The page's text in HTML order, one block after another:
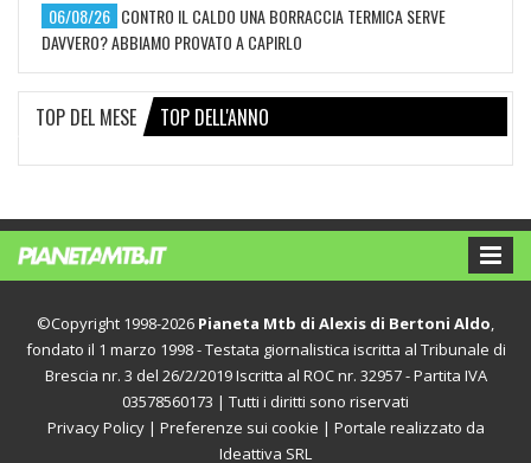
06/08/26 CONTRO IL CALDO UNA BORRACCIA TERMICA SERVE
DAVVERO? ABBIAMO PROVATO A CAPIRLO
TOP DEL MESE TOP DELL'ANNO
©Copyright 1998-2026 Pianeta Mtb di Alexis di Bertoni Aldo,
fondato il 1 marzo 1998 - Testata giornalistica iscritta al Tribunale di
Brescia nr. 3 del 26/2/2019 Iscritta al ROC nr. 32957 - Partita IVA
03578560173 | Tutti i diritti sono riservati
Privacy Policy| Preferenze sui cookie | Portale realizzato da
Ideattiva SRL